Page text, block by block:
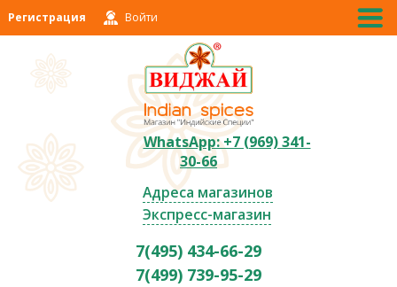
Регистрация Войти
WhatsApp: +7 (969) 341-
30-66
Адреса магазинов
Экспресс-магазин
7(495) 434-66-29
7(499) 739-95-29